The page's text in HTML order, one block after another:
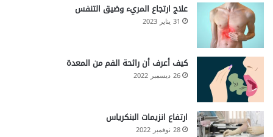
علاج ارتجاع المريء وضيق التنفس
31 يناير 2023
كيف أعرف أن رائحة الفم من المعدة
26 ديسمبر 2022
ارتفاع انزيمات البنكرياس
28 نوفمبر 2022